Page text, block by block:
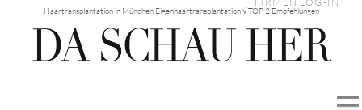
Haartransplantation in München Eigenhaartransplantation √ TOP 2 Empfehlungen